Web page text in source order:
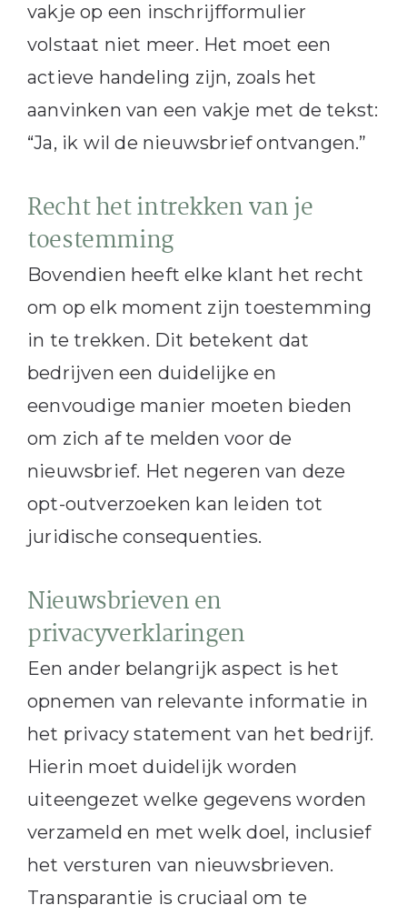
vakje op een inschrijfformulier
volstaat niet meer. Het moet een
actieve handeling zijn, zoals het
aanvinken van een vakje met de tekst:
“Ja, ik wil de nieuwsbrief ontvangen.”
Recht het intrekken van je
toestemming
Bovendien heeft elke klant het recht
om op elk moment zijn toestemming
in te trekken. Dit betekent dat
bedrijven een duidelijke en
eenvoudige manier moeten bieden
om zich af te melden voor de
nieuwsbrief. Het negeren van deze
opt-outverzoeken kan leiden tot
juridische consequenties.
Nieuwsbrieven en
privacyverklaringen
Een ander belangrijk aspect is het
opnemen van relevante informatie in
het privacy statement van het bedrijf.
Hierin moet duidelijk worden
uiteengezet welke gegevens worden
verzameld en met welk doel, inclusief
het versturen van nieuwsbrieven.
Transparantie is cruciaal om te